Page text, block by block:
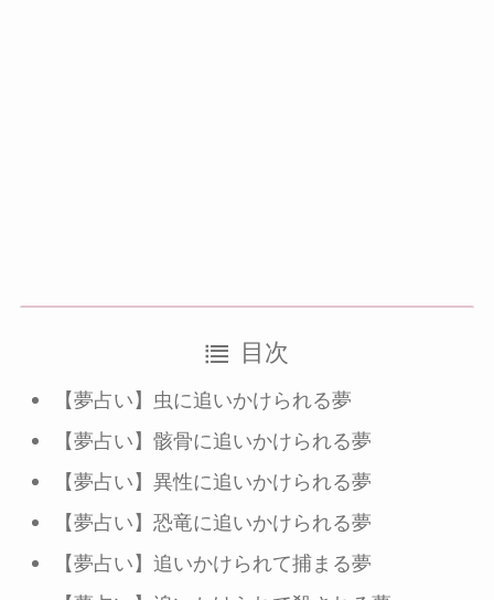
目次
【夢占い】虫に追いかけられる夢
【夢占い】骸骨に追いかけられる夢
【夢占い】異性に追いかけられる夢
【夢占い】恐竜に追いかけられる夢
【夢占い】追いかけられて捕まる夢